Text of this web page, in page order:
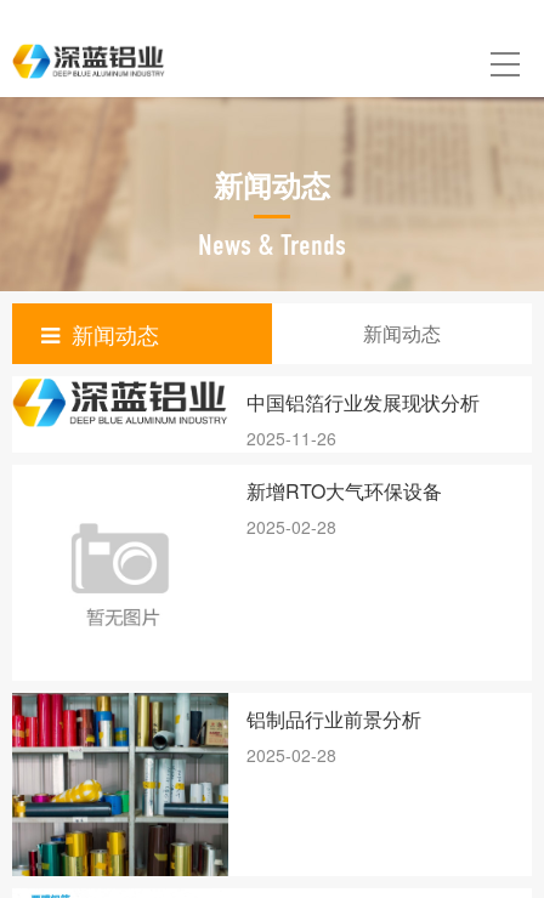
新闻动态
News & Trends
新闻动态 新闻动态
中国铝箔行业发展现状分析
2025-11-26
新增RTO大气环保设备
2025-02-28
铝制品行业前景分析
2025-02-28